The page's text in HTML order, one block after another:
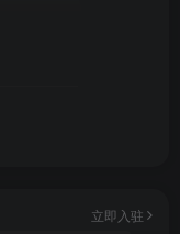
立即入驻